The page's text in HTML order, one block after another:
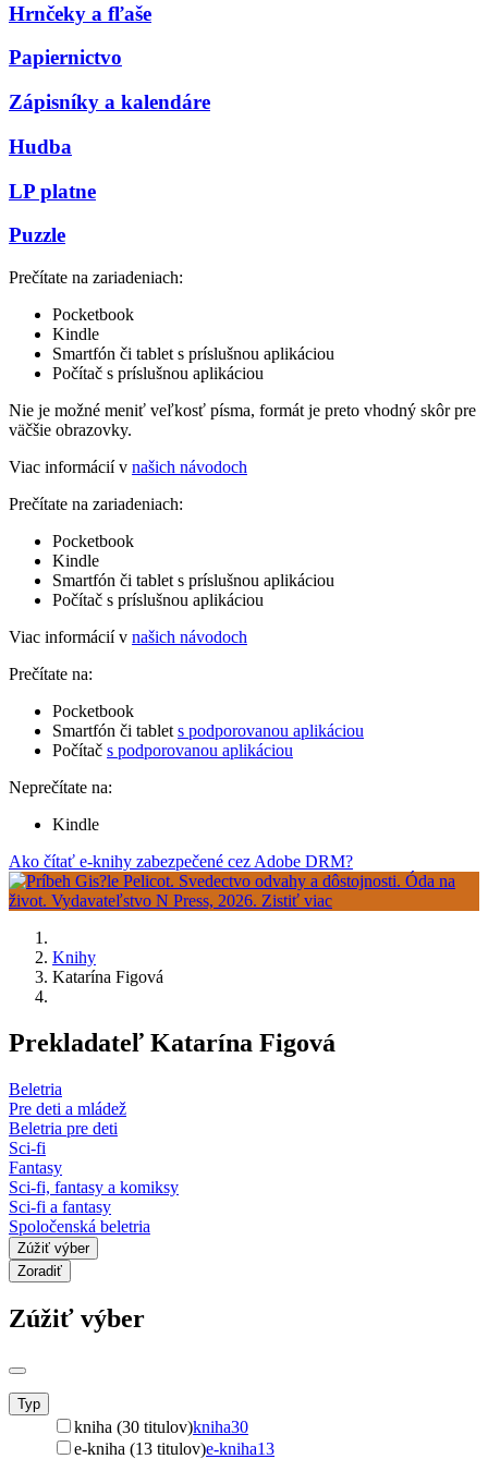
Hrnčeky a fľaše
Papiernictvo
Zápisníky a kalendáre
Hudba
LP platne
Puzzle
Prečítate na zariadeniach:
Pocketbook
Kindle
Smartfón či tablet s príslušnou aplikáciou
Počítač s príslušnou aplikáciou
Nie je možné meniť veľkosť písma, formát je preto vhodný skôr pre
väčšie obrazovky.
Viac informácií v našich návodoch
Prečítate na zariadeniach:
Pocketbook
Kindle
Smartfón či tablet s príslušnou aplikáciou
Počítač s príslušnou aplikáciou
Viac informácií v našich návodoch
Prečítate na:
Pocketbook
Smartfón či tablet s podporovanou aplikáciou
Počítač s podporovanou aplikáciou
Neprečítate na:
Kindle
Ako čítať e-knihy zabezpečené cez Adobe DRM?
Knihy
Katarína Figová
Prekladateľ Katarína Figová
Beletria
Pre deti a mládež
Beletria pre deti
Sci-fi
Fantasy
Sci-fi, fantasy a komiksy
Sci-fi a fantasy
Spoločenská beletria
Zúžiť výber
Zoradiť
Zúžiť výber
Typ
kniha (30 titulov)kniha30
e-kniha (13 titulov)e-kniha13